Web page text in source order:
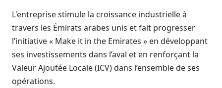
L'entreprise stimule la croissance industrielle à
travers les Émirats arabes unis et fait progresser
l’initiative « Make it in the Emirates » en développant
ses investissements dans l’aval et en renforçant la
Valeur Ajoutée Locale (ICV) dans l’ensemble de ses
opérations.